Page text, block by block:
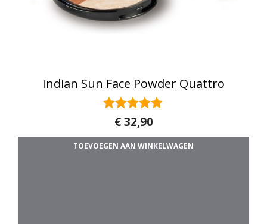
Indian Sun Face Powder Quattro
5.00
van 5
€32,90
TOEVOEGEN AAN WINKELWAGEN